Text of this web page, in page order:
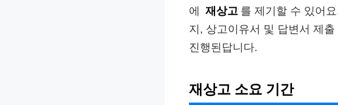
에 재상고 를 제기할 수 있어
지, 상고이유서 및 답변서 제
진행된답니다.
재상고 소요 기간